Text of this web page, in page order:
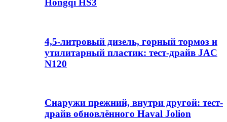
Hongqi HS3
4,5-литровый дизель, горный тормоз и
утилитарный пластик: тест-драйв JAC
N120
Снаружи прежний, внутри другой: тест-
драйв обновлённого Haval Jolion